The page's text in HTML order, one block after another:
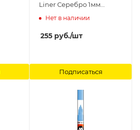
Liner Серебро 1мм
MOLOTOW
Нет в наличии
255 руб./шт
Подписаться